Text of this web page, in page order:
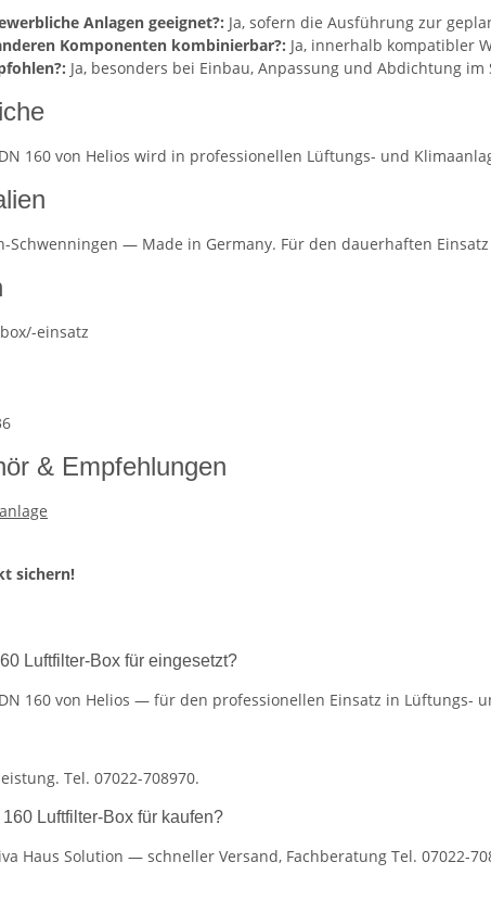
Anlagen geeignet?: Ja, sofern die Ausführung zur
Komponenten kombinierbar?: Ja, innerhalb kompatibler
Ja, besonders bei Einbau, Anpassung und Abdichtung im
160 von Helios wird in professionellen Lüftungs- und
Schwenningen — Made in Germany. Für den dauerhaften
einsatz
& Empfehlungen
sichern!
Luftfilter-Box für eingesetzt?
160 von Helios — für den professionellen Einsatz in Lüftungs-
Tel. 07022-708970.
Luftfilter-Box für kaufen?
Haus Solution — schneller Versand, Fachberatung Tel. 07022-